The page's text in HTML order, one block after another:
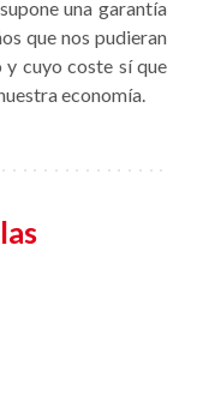
, supone una garantía
que nos pudieran
cuyo coste sí que
economía.